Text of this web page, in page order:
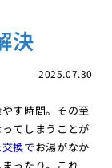
決
2025.07.30
す時間。その至
てしまうことが
換でお湯がなか